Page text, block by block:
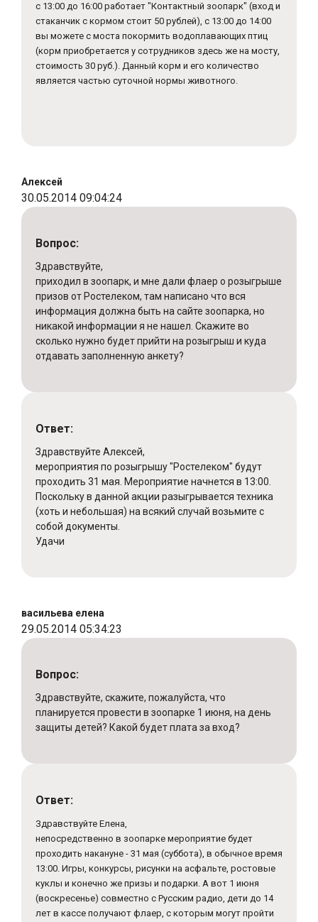
с 13:00 до 16:00 работает "Контактный зоопарк" (вход и
стаканчик с кормом стоит 50 рублей), с 13:00 до 14:00
вы можете с моста покормить водоплавающих птиц
(корм приобретается у сотрудников здесь же на мосту,
стоимость 30 руб.). Данный корм и его количество
является частью суточной нормы животного.
Алексей
30.05.2014 09:04:24
Вопрос:
Здравствуйте,
приходил в зоопарк, и мне дали флаер о розыгрыше
призов от Ростелеком, там написано что вся
информация должна быть на сайте зоопарка, но
никакой информации я не нашел. Скажите во
сколько нужно будет прийти на розыгрыш и куда
отдавать заполненную анкету?
Ответ:
Здравствуйте Алексей,
мероприятия по розыгрышу "Ростелеком" будут
проходить 31 мая. Мероприятие начнется в 13:00.
Поскольку в данной акции разыгрывается техника
(хоть и небольшая) на всякий случай возьмите с
собой документы.
Удачи
васильева елена
29.05.2014 05:34:23
Вопрос:
Здравствуйте, скажите, пожалуйста, что
планируется провести в зоопарке 1 июня, на день
защиты детей? Какой будет плата за вход?
Ответ:
Здравствуйте Елена,
непосредственно в зоопарке мероприятие будет
проходить накануне - 31 мая (суббота), в обычное время
13:00. Игры, конкурсы, рисунки на асфальте, ростовые
куклы и конечно же призы и подарки. А вот 1 июня
(воскресенье) совместно с Русским радио, дети до 14
лет в кассе получают флаер, с которым могут пройти